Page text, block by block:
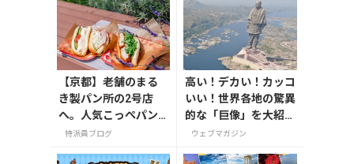
【京都】老舗のまる
き製パン所の2号店
へ。人気こっぺパン
を市役所で味わう
特派員ブログ
高い！デカい！カッコ
いい！世界各地の驚異
的な「巨像」を大紹
介。
ウェブマガジン